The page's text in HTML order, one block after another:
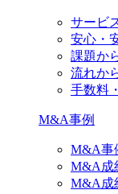
サービ
安心・
課題か
流れか
手数料
M&A事例
M&A事
M&A成
M&A成